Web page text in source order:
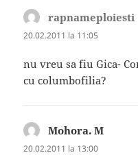
rapnameploiesti
20.02.2011 la 11:05
nu vreu sa fiu Gica-
cu columbofilia?
Mohora. M
20.02.2011 la 13:00